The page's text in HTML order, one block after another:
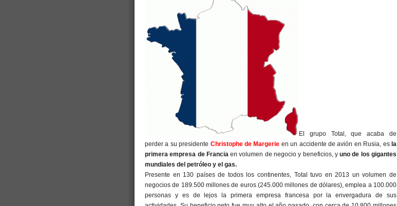
El grupo Total, que acaba de
perder a su presidente Christophe de Margerie en un accidente de avión en Rusia, esla
primera empresa de Franciaen volumen de negocio y beneficios, yuno de los gigantes
mundiales del petróleo y el gas.
Presente en 130 países de todos los continentes, Total tuvo en 2013 un volumen de
negocios de 189.500 millones de euros (245.000 millones de dólares), emplea a 100.000
personas y es de lejos la primera empresa francesa por la envergadura de sus